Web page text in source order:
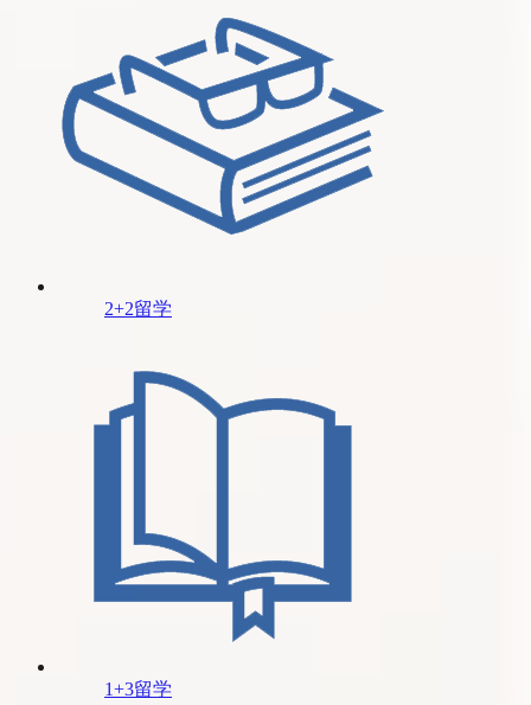
2+2留学
1+3留学